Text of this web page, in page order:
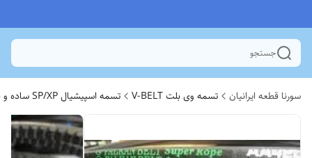
جستجو
سورنا قطعه ایرانیان تسمه وی بلت V-BELT تسمه اسپیشیال SP/XP ساده و دنده ای